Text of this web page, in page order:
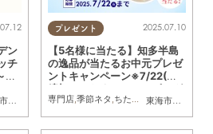
東海市
,大府市 知多市,東浦町,阿久比町,半田市,常滑市
ン
チ
1
カー イベント,まとめ記事
プレゼント
東海市
,大府市
2025.07.10
【5名様に当たる】知多半島
の逸品が当たるお中元プレゼ
ントキャンペーン※7/22(火)
締切／ちたまるショッピング
専門店, 季節ネタ ちたまるショッピング